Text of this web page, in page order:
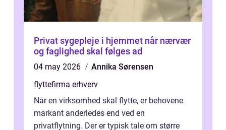
Privat sygepleje i hjemmet når nærvær
og faglighed skal følges ad
04 may 2026
Annika Sørensen
flyttefirma erhverv
Når en virksomhed skal flytte, er behovene
markant anderledes end ved en
privatflytning. Der er typisk tale om større